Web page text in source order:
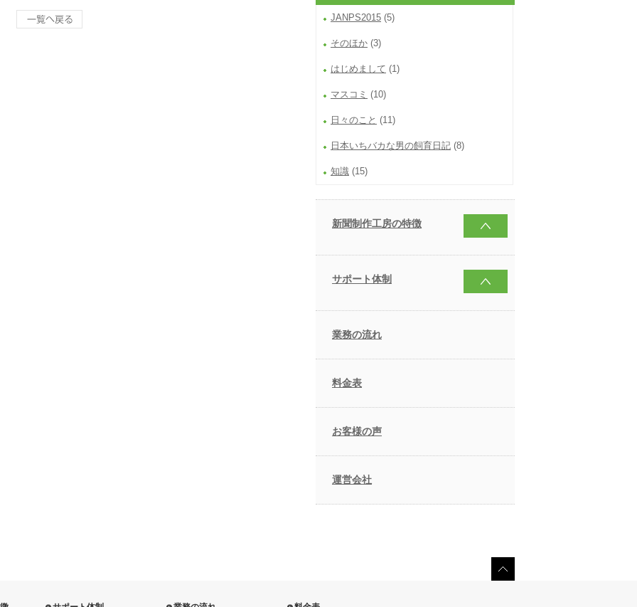
JANPS2015 (5)
そのほか (3)
はじめまして (1)
マスコミ (10)
日々のこと (11)
日本いちバカな男の飼育日記 (8)
知識 (15)
新聞制作工房の特徴
サポート体制
業務の流れ
料金表
お客様の声
運営会社